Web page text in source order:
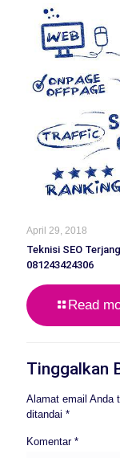
April 29, 2018
Teknisi SEO
081243424306
Read
Tinggalkan
Alamat email Anda
ditandai *
Komentar *